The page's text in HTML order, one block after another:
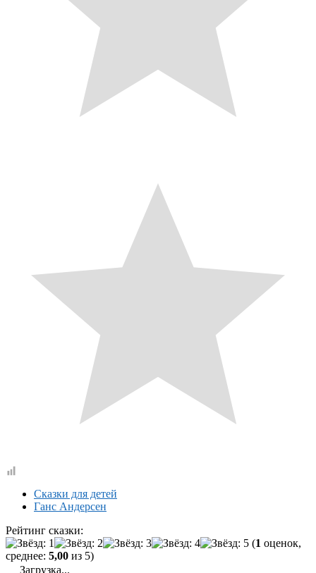
Сказки для детей
Ганс Андерсен
Рейтинг сказки:
(1 оценок,
среднее: 5,00 из 5)
Загрузка...